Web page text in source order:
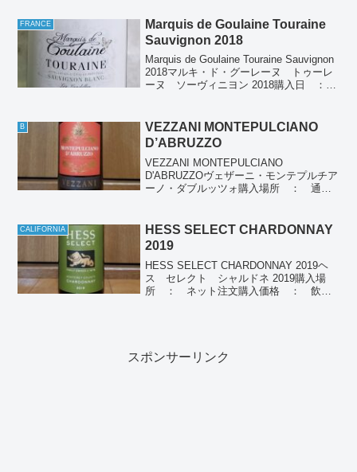
FRANCE
Marquis de Goulaine Touraine
Sauvignon 2018
Marquis de Goulaine Touraine Sauvignon
2018マルキ・ド・グーレーヌ トゥーレ
ーヌ ソーヴィニヨン 2018購入日 ：
B
VEZZANI MONTEPULCIANO
D’ABRUZZO
VEZZANI MONTEPULCIANO
D'ABRUZZOヴェザーニ・モンテプルチア
ーノ・ダブルッツォ購入場所 ： 通販
ぶどう品種： モンテプルチアー...
CALIFORNIA
HESS SELECT CHARDONNAY
2019
HESS SELECT CHARDONNAY 2019ヘ
ス セレクト シャルドネ 2019購入場
所 ： ネット注文購入価格 ： 飲ん
スポンサーリンク